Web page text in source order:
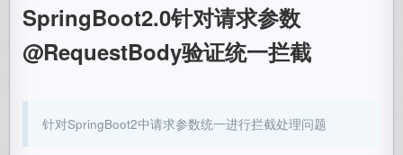
SpringBoot2.0针对请求参数
@RequestBody验证统一拦截
针对SpringBoot2中请求参数统一进行拦截处理问题